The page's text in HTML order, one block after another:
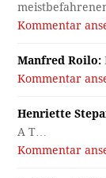
Kommentar
Manfred Roilo:
Kommentar
Henriette
A T…
Kommentar